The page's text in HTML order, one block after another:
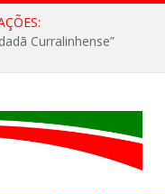
Curralinhense”